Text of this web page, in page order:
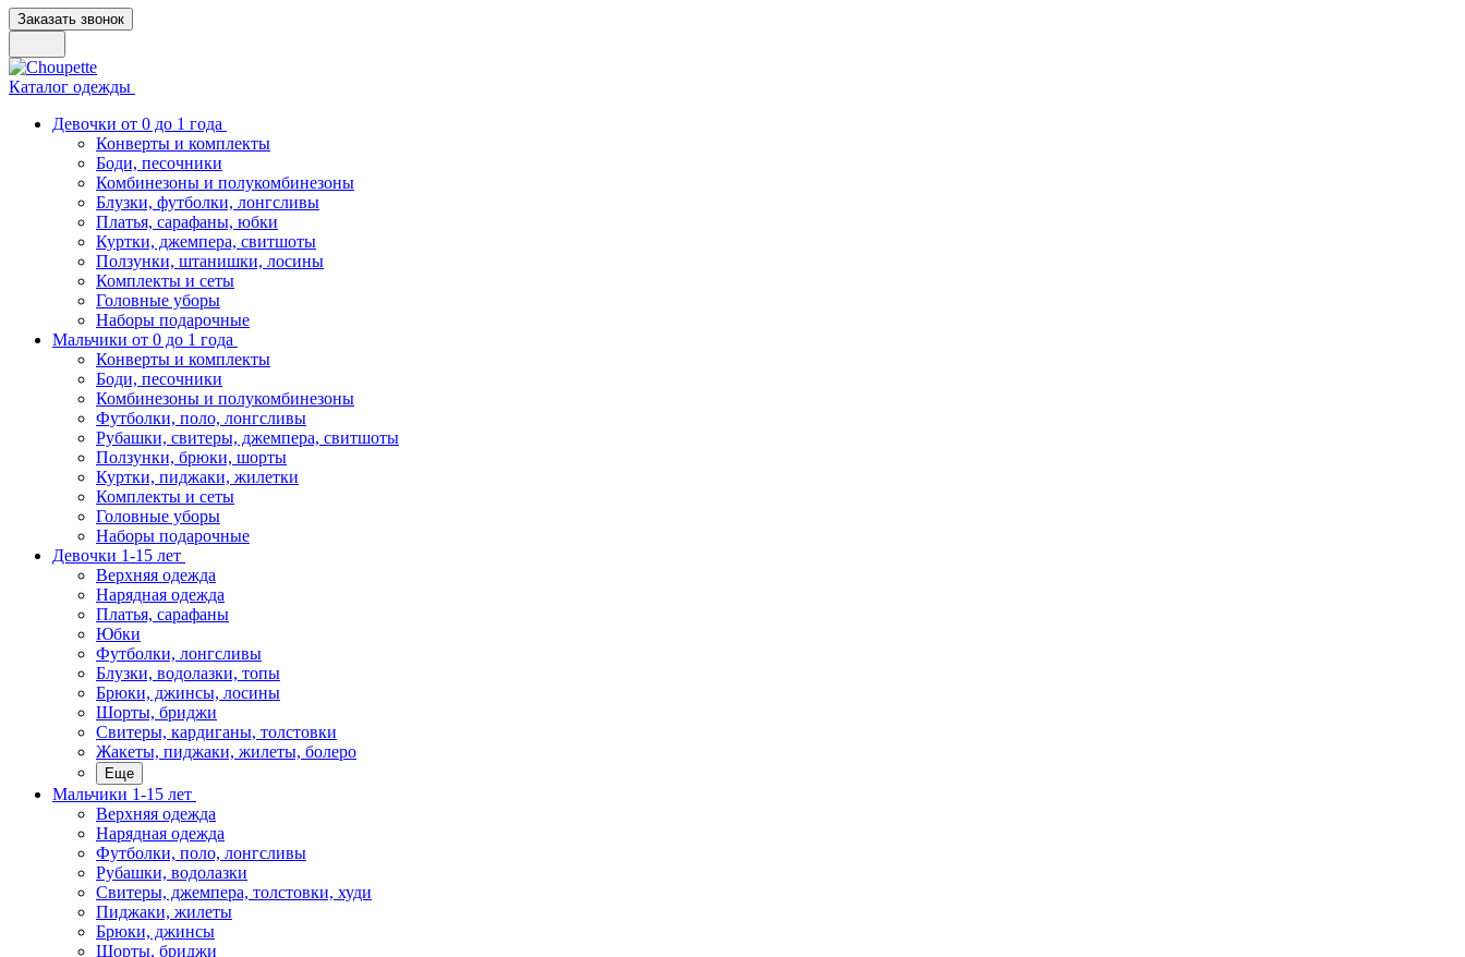
Заказать звонок
Каталог одежды
Девочки от 0 до 1 года
Конверты и комплекты
Боди, песочники
Комбинезоны и полукомбинезоны
Блузки, футболки, лонгсливы
Платья, сарафаны, юбки
Куртки, джемпера, свитшоты
Ползунки, штанишки, лосины
Комплекты и сеты
Головные уборы
Наборы подарочные
Мальчики от 0 до 1 года
Конверты и комплекты
Боди, песочники
Комбинезоны и полукомбинезоны
Футболки, поло, лонгсливы
Рубашки, свитеры, джемпера, свитшоты
Ползунки, брюки, шорты
Куртки, пиджаки, жилетки
Комплекты и сеты
Головные уборы
Наборы подарочные
Девочки 1-15 лет
Верхняя одежда
Нарядная одежда
Платья, сарафаны
Юбки
Футболки, лонгсливы
Блузки, водолазки, топы
Брюки, джинсы, лосины
Шорты, бриджи
Свитеры, кардиганы, толстовки
Жакеты, пиджаки, жилеты, болеро
Еще
Мальчики 1-15 лет
Верхняя одежда
Нарядная одежда
Футболки, поло, лонгсливы
Рубашки, водолазки
Свитеры, джемпера, толстовки, худи
Пиджаки, жилеты
Брюки, джинсы
Шорты, бриджи